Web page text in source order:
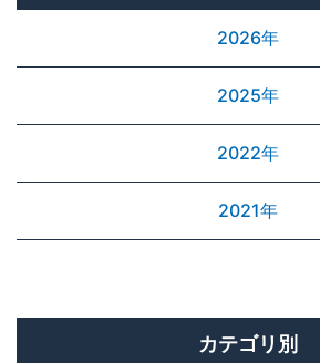
2026年
2025年
2022年
2021年
カテゴリ別